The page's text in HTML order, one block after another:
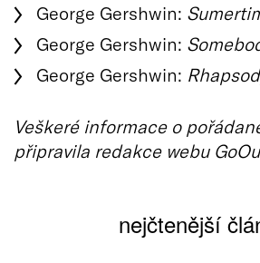
George Gershwin:
George Gershwin:
George Gershwin:
Veškeré informace o
připravila redakce webu
nejčtenější